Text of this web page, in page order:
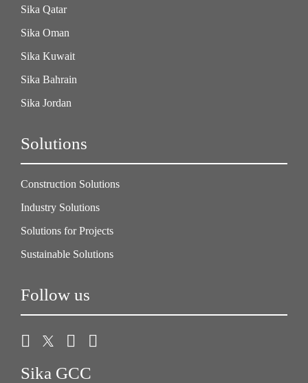
Sika Qatar
Sika Oman
Sika Kuwait
Sika Bahrain
Sika Jordan
Solutions
Construction Solutions
Industry Solutions
Solutions for Projects
Sustainable Solutions
Follow us
Sika GCC